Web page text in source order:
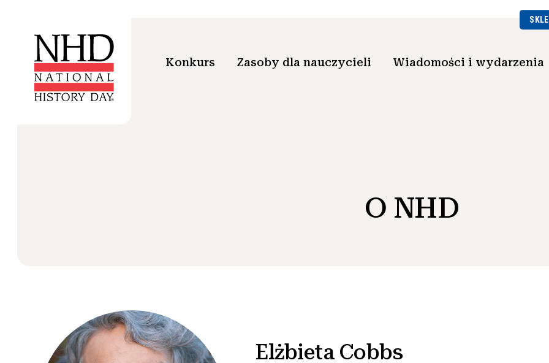
Konkurs Zasoby dla nauczycieli Wiadomości i wydarzenia
O NHD
Elżbieta Cobbs